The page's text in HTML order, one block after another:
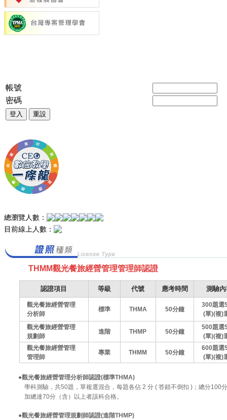
帳號
密碼
登入 重設
總瀏覽人數：
目前線上人數：
THMM觀光餐旅經營管理管理師認證
認證項目 等級 代號 應考時間 測驗
觀光餐旅經營管理
分析師
標準 THMA 50分鐘
300題選
(單)(複)
觀光餐旅經營管理
規劃師
進階 THMP 50分鐘
500題選
(單)(複)
觀光餐旅經營管理
管理師
專業 THMM 50分鐘
600題選
(單)(複)
●觀光餐旅經營管理分析師認證(標準THMA)
學科測驗，共50題，單複選混合，每題各佔 2 分 ( 答錯不倒扣 )；總分100
加總達70分（含）以上者該科合格。
●觀光餐旅經營管理規劃師認證(進階THMP)